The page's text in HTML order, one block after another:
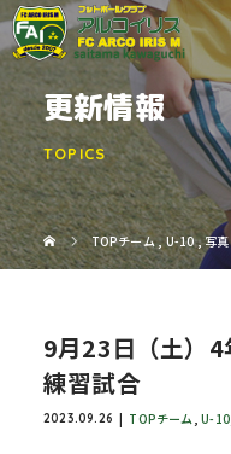
更新情報
TOPICS
TOPチーム ,U-10, 写真
9月23日（土）
練習試合
2023.09.26 TOPチーム,U-10